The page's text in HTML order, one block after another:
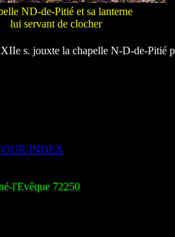
ND-de-Pitié et sa lanterne
lui servant de clocher
s. jouxte la chapelle N-D-de-Pitié
INDEX
l'Evêque 72250